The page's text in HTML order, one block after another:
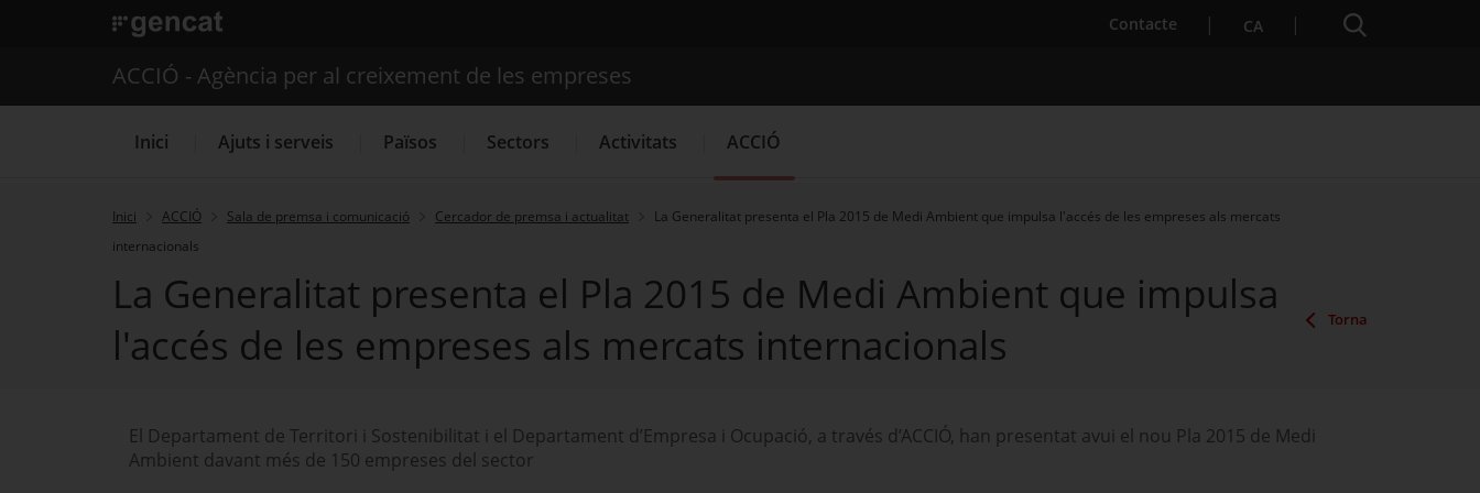
. Obre en una nova finestra. Contacte . Obre en una nova finestra.
CA Cercador
Cercador
ACCIÓ - Agència per al creixement de les empreses
Inici Ajuts i serveis Països Sectors Activitats ACCIÓ
Inici ACCIÓ Sala de premsa i comunicació Cercador de premsa i actualitat
La Generalitat presenta el Pla 2015 de Medi Ambient que impulsa l'accés de les empreses als mercats
internacionals
La Generalitat presenta el Pla 2015 de Medi Ambient que impulsa
l'accés de les empreses als mercats internacionals
Torna
El Departament de Territori i Sostenibilitat i el Departament d’Empresa i Ocupació, a través d’ACCIÓ, han presentat avui el nou Pla 2015 de Medi
Ambient davant més de 150 empreses del sector